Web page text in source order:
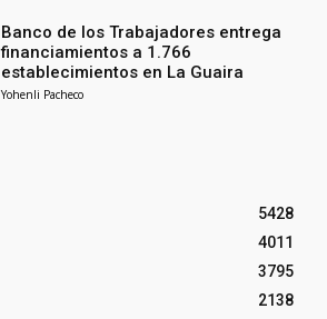
Banco de los Trabajadores entrega
financiamientos a 1.766
establecimientos en La Guaira
Yohenli Pacheco
5428
4011
3795
2138